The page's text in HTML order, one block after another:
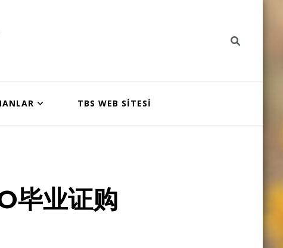
TBS WEB SİTESİ
毕业证购